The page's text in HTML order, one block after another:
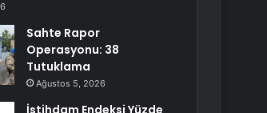
Sahte Rapor
Operasyonu: 38
Tutuklama
Ağustos 5, 2026
İstihdam Endeksi Yüzde